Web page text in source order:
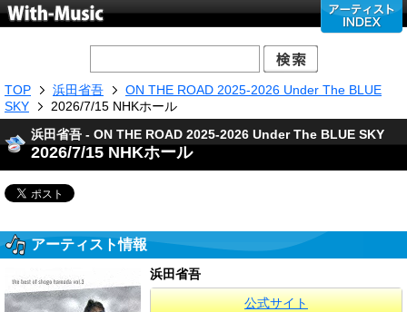
TOP 浜田省吾
ON THE ROAD 2025-2026 Under The BLUE
SKY
2026/7/15 NHKホール
浜田省吾 - ON THE ROAD 2025-2026 Under The BLUE SKY
2026/7/15 NHKホール
アーティスト情報
浜田省吾
公式サイト